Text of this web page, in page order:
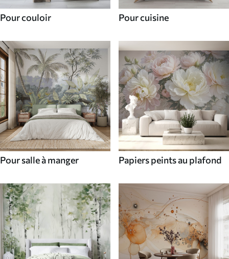
Pour couloir Pour cuisine
Pour salle à manger Papiers peints au plafond